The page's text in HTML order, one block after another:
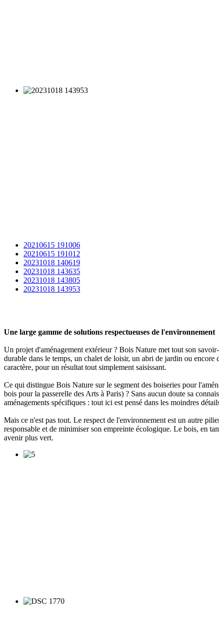
20210615 191006
20210615 191012
20231018 140619
20231018 143635
20231018 143805
20231018 143953
Une large gamme de solutions respectueuses de l'environnement
Un projet d'aménagement extérieur ? Bois Nature met tout son
durable dans le temps, un chalet de loisir, un abri de jardin ou
caractère, pour un résultat tout simplement saisissant.
Ce qui distingue Bois Nature sur le segment des boiseries pour
bois pour la passerelle des Arts à Paris) ? Sans aucun doute sa
aménagements spécifiques : tout ici est pensé dans les moindres
Mais ce n'est pas tout. Le respect de l'environnement est un autre
responsable et de minimiser son empreinte écologique. Le bois, en
avenir plus vert.